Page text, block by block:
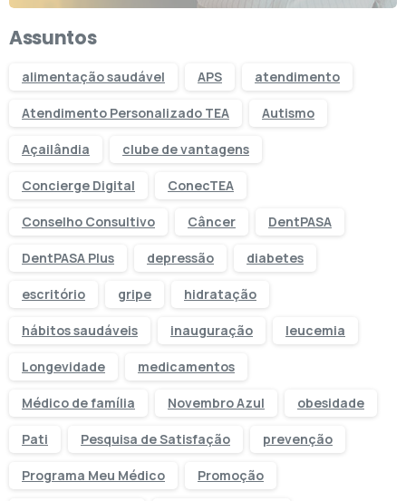
Assuntos
alimentação saudável APS atendimento
Atendimento Personalizado TEA Autismo
Açailândia clube de vantagens
Concierge Digital ConecTEA
Conselho Consultivo Câncer DentPASA
DentPASA Plus depressão diabetes
escritório gripe hidratação
hábitos saudáveis inauguração leucemia
Longevidade medicamentos
Médico de família Novembro Azul obesidade
Pati Pesquisa de Satisfação prevenção
Programa Meu Médico Promoção